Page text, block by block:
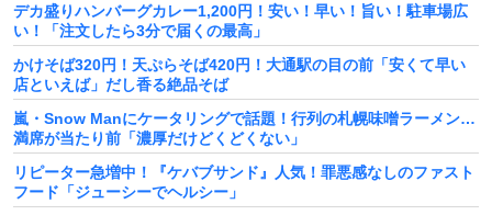
デカ盛りハンバーグカレー1,200円！安い！早い！旨い！駐車場広
い！「注文したら3分で届くの最高」
かけそば320円！天ぷらそば420円！大通駅の目の前「安くて早い
店といえば」だし香る絶品そば
嵐・Snow Manにケータリングで話題！行列の札幌味噌ラーメン…
満席が当たり前「濃厚だけどくどくない」
リピーター急増中！『ケバブサンド』人気！罪悪感なしのファスト
フード「ジューシーでヘルシー」